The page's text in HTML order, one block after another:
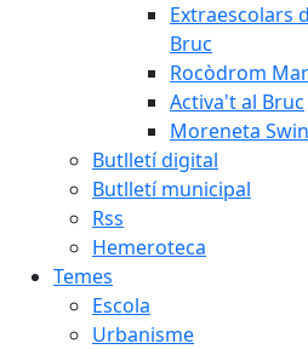
Extraescolars
Bruc
Rocòdrom
Activa't al Bruc
Moreneta
Butlletí digital
Butlletí municipal
Rss
Hemeroteca
Temes
Escola
Urbanisme